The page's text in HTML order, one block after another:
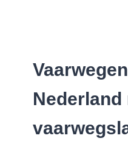
Nederland